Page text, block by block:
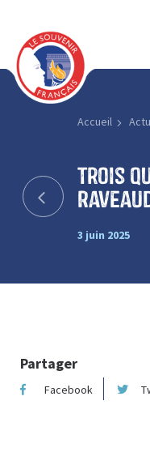
Accueil
Trois
3 juin 2025
Partager
Facebook